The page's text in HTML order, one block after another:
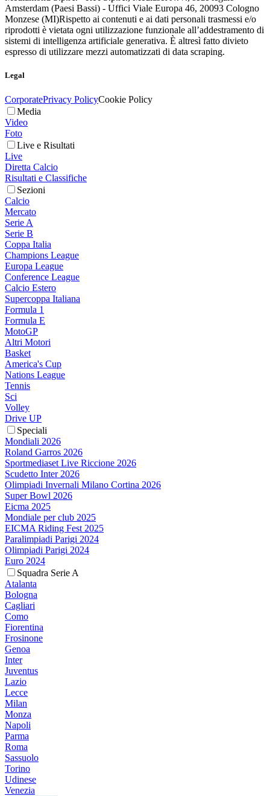
Amsterdam (Paesi Bassi) - Uffici Viale Europa 46, 20093 Cologno
Monzese (MI)Rispetto ai contenuti e ai dati personali trasmessi e/o
riprodotti è vietata ogni utilizzazione funzionale all’addestramento di
sistemi di intelligenza artificiale generativa. È altresì fatto divieto
espresso di utilizzare mezzi automatizzati di data scraping.
Legal
CorporatePrivacy PolicyCookie Policy
Media
Video
Foto
Live e Risultati
Live
Diretta Calcio
Risultati e Classifiche
Sezioni
Calcio
Mercato
Serie A
Serie B
Coppa Italia
Champions League
Europa League
Conference League
Calcio Estero
Supercoppa Italiana
Formula 1
Formula E
MotoGP
Altri Motori
Basket
America's Cup
Nations League
Tennis
Sci
Volley
Drive UP
Speciali
Mondiali 2026
Roland Garros 2026
Sportmediaset Live Riccione 2026
Scudetto Inter 2026
Olimpiadi Invernali Milano Cortina 2026
Super Bowl 2026
Eicma 2025
Mondiale per club 2025
EICMA Riding Fest 2025
Paralimpiadi Parigi 2024
Olimpiadi Parigi 2024
Euro 2024
Squadra Serie A
Atalanta
Bologna
Cagliari
Como
Fiorentina
Frosinone
Genoa
Inter
Juventus
Lazio
Lecce
Milan
Monza
Napoli
Parma
Roma
Sassuolo
Torino
Udinese
Venezia